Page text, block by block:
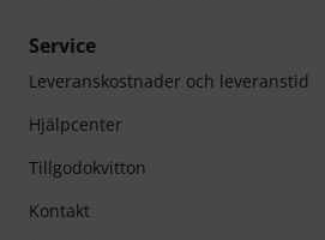
Service
Leveranskostnader och leveranstid
Hjälpcenter
Tillgodokvitton
Kontakt